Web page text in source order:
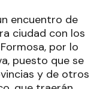
encuentro de
ciudad con los
por lo
puesto que se
y de otros